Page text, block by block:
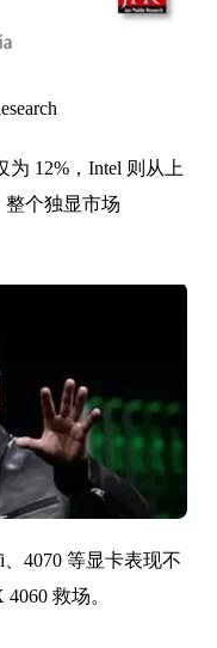
12%，Intel 则从上
整个独显市场
4070 等显卡表现不
救场。